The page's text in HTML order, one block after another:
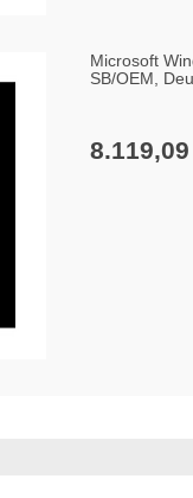
Microsoft
SB/OEM,